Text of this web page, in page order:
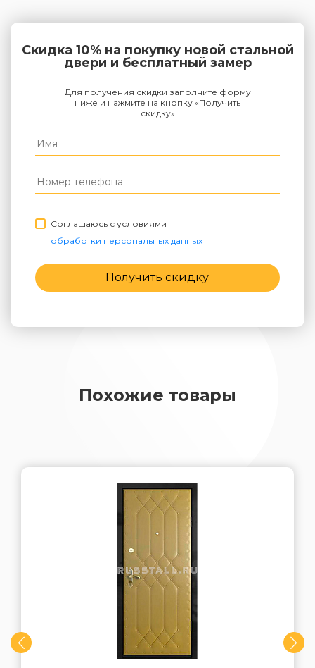
Скидка 10% на покупку новой стальной
двери и бесплатный замер
Для получения скидки заполните форму
ниже и нажмите на кнопку «Получить
скидку»
Соглашаюсь с условиями
обработки персональных данных
Получить скидку
Похожие товары